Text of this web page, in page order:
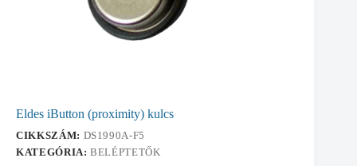
Eldes iButton (proximity) kulcs
CIKKSZÁM: DS1990A-F5
KATEGÓRIA:BELÉPTETŐK